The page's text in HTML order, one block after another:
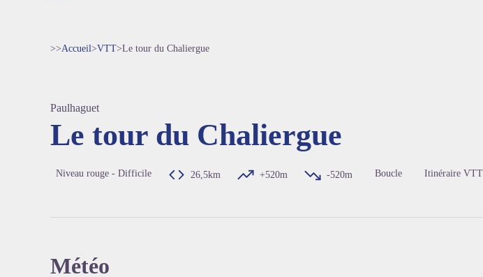
>>Accueil>VTT>Le tour du Chaliergue
Paulhaguet
Le tour du Chaliergue
Niveau rouge - Difficile 26,5km +520m -520m Boucle Itinéraire VTT
Météo